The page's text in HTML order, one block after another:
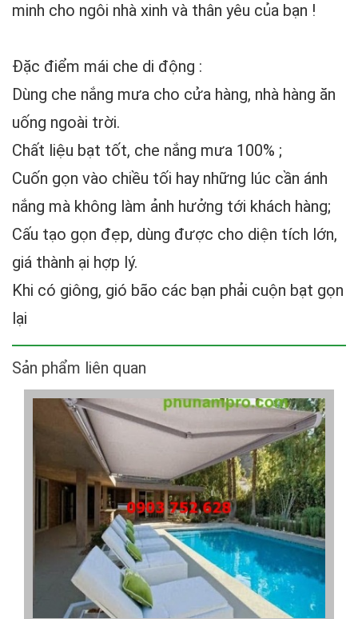
minh cho ngôi nhà xinh và thân yêu của bạn !
Đặc điểm mái che di động :
Dùng che nắng mưa cho cửa hàng, nhà hàng ăn
uống ngoài trời.
Chất liệu bạt tốt, che nắng mưa 100% ;
Cuốn gọn vào chiều tối hay những lúc cần ánh
nắng mà không làm ảnh hưởng tới khách hàng;
Cấu tạo gọn đẹp, dùng được cho diện tích lớn,
giá thành ại hợp lý.
Khi có giông, gió bão các bạn phải cuộn bạt gọn
lại
Sản phẩm liên quan